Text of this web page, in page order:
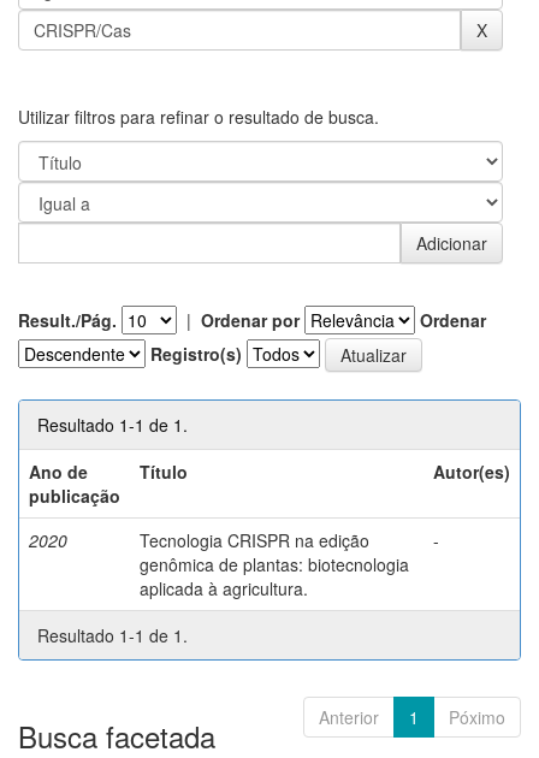
Utilizar filtros para refinar o resultado de busca.
Result./Pág. | Ordenar por
Ordenar
Registro(s)
Resultado 1-1 de 1.
Ano de
publicação
Título Autor(es)
2020
Tecnologia CRISPR na edição
genômica de plantas: biotecnologia
aplicada à agricultura.
-
Resultado 1-1 de 1.
Anterior 1 Póximo
Busca facetada